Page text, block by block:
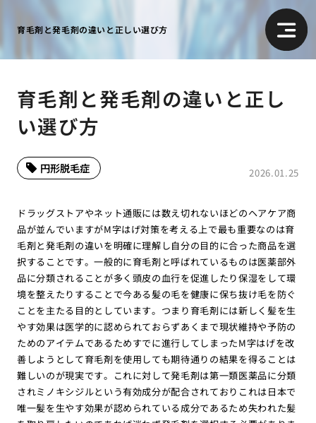
育毛剤と発毛剤の違いと正しい選び方
育毛剤と発毛剤の違いと正し
い選び方
2026.01.25
円形脱毛症
ドラッグストアやネット通販には数え切れないほどのヘアケア商
品が並んでいますがM字はげ対策を考える上で最も重要なのは育
毛剤と発毛剤の違いを明確に理解し自分の目的に合った商品を選
択することです。一般的に育毛剤と呼ばれているものは医薬部外
品に分類されることが多く頭皮の血行を促進したり保湿をして環
境を整えたりすることで今ある髪の毛を健康に保ち抜け毛を防ぐ
ことを主たる目的としています。つまり育毛剤には新しく髪を生
やす効果は医学的に認められておらずあくまで現状維持や予防の
ためのアイテムであるためすでに進行してしまったM字はげを改
善しようとして育毛剤を使用しても期待通りの結果を得ることは
難しいのが現実です。これに対して発毛剤は第一類医薬品に分類
されミノキシジルという有効成分が配合されておりこれは日本で
唯一髪を生やす効果が認められている成分であるため失われた髪